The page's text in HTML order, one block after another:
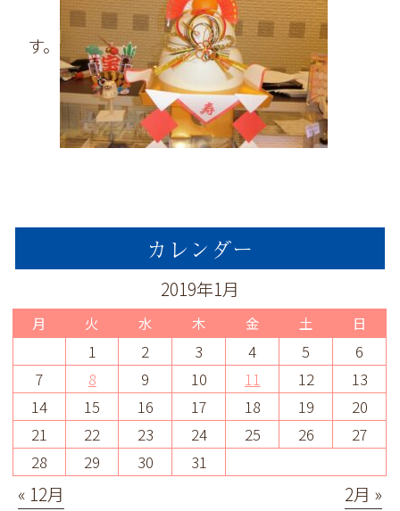
す。
カレンダー
2019年1月
月 火 水 木 金 土 日
1 2 3 4 5
6
7
8 9 10 11 12
13
14
15 16 17 18 19
20
21
22 23 24 25 26
27
28
29 30 31
« 12月 2月 »